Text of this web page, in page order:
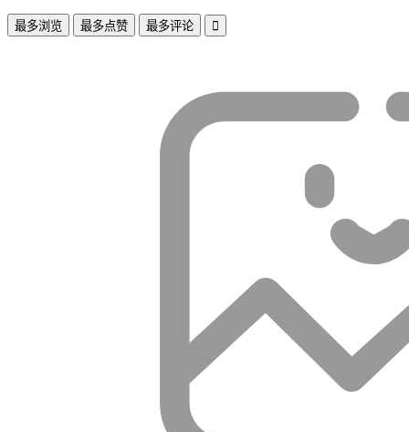
最多浏览 最多点赞 最多评论